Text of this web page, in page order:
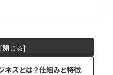
ネスとは？仕組みと特徴